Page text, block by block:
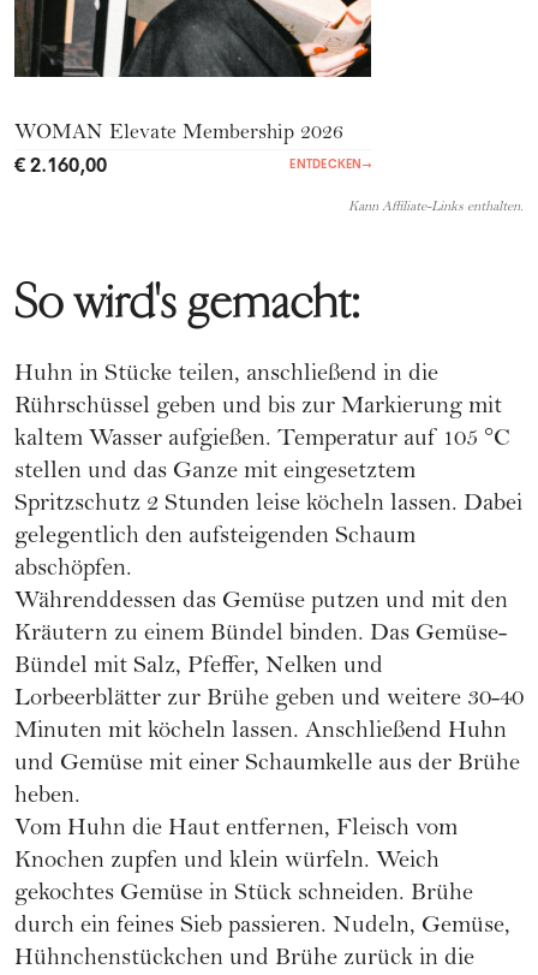
WOMAN Elevate Membership 2026
€ 2.160,00 ENTDECKEN →
Kann Affiliate-Links enthalten.
So wird's gemacht:
Huhn in Stücke teilen, anschließend in die
Rührschüssel geben und bis zur Markierung mit
kaltem Wasser aufgießen. Temperatur auf 105 °C
stellen und das Ganze mit eingesetztem
Spritzschutz 2 Stunden leise köcheln lassen. Dabei
gelegentlich den aufsteigenden Schaum
abschöpfen.
Währenddessen das Gemüse putzen und mit den
Kräutern zu einem Bündel binden. Das Gemüse-
Bündel mit Salz, Pfeffer, Nelken und
Lorbeerblätter zur Brühe geben und weitere 30-40
Minuten mit köcheln lassen. Anschließend Huhn
und Gemüse mit einer Schaumkelle aus der Brühe
heben.
Vom Huhn die Haut entfernen, Fleisch vom
Knochen zupfen und klein würfeln. Weich
gekochtes Gemüse in Stück schneiden. Brühe
durch ein feines Sieb passieren. Nudeln, Gemüse,
Hühnchenstückchen und Brühe zurück in die